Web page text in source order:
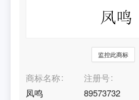
监控此商标
商标名称
凤鸣
注册号
89573732